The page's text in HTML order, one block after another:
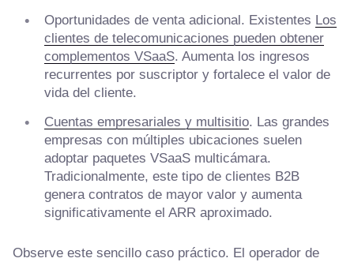
Oportunidades de venta adicional. Existentes Los
clientes de telecomunicaciones pueden obtener
complementos VSaaS. Aumenta los ingresos
recurrentes por suscriptor y fortalece el valor de
vida del cliente.
Cuentas empresariales y multisitio. Las grandes
empresas con múltiples ubicaciones suelen
adoptar paquetes VSaaS multicámara.
Tradicionalmente, este tipo de clientes B2B
genera contratos de mayor valor y aumenta
significativamente el ARR aproximado.
Observe este sencillo caso práctico. El operador de